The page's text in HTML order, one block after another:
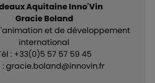
Aquitaine Inno'Vin
Gracie Boland
et de développement
international
: +33(0)5 57 57 59 45
: gracie.boland@innovin.fr